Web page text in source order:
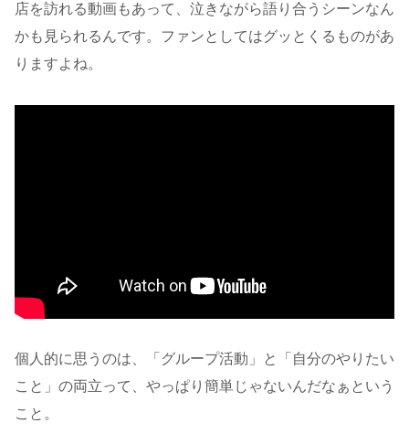
店を訪れる動画もあって、泣きながら語り合うシーンなん
かも見られるんです。ファンとしてはグッとくるものがあ
りますよね。
個人的に思うのは、「グループ活動」と「自分のやりたい
こと」の両立って、やっぱり簡単じゃないんだなぁという
こと。